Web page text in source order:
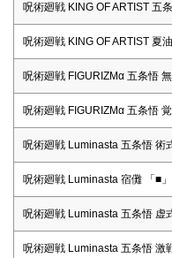
呪術廻戦 KING OF ARTIST 五
呪術廻戦 KING OF ARTIST 夏
呪術廻戦 FIGURIZMα 五条悟
呪術廻戦 FIGURIZMα 五条悟
呪術廻戦 Luminasta 五条悟 術
呪術廻戦 Luminasta 宿儺 「■」
呪術廻戦 Luminasta 五条悟 虚
呪術廻戦 Luminasta 五条悟 激